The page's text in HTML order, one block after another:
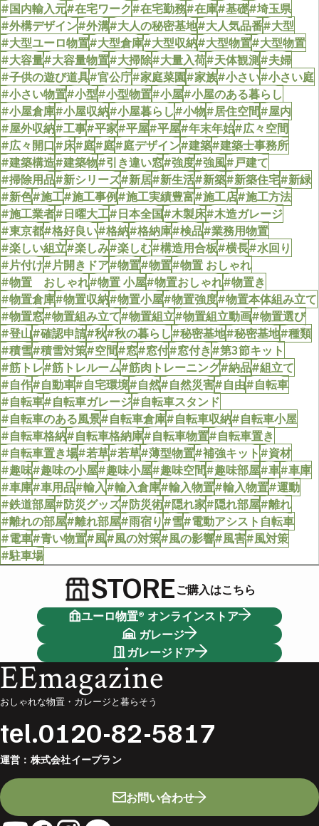
#国内輸入元#在宅ワーク#在宅勤務#在庫#基礎#埼玉県
#外構デザイン#外溝#大人の秘密基地#大人気品番#大型
#大型ユーロ物置#大型倉庫#大型収納#大型物置#大型物置
#大容量#大容量物置#大掃除#大量入荷#天体観測#夫婦
#子供の遊び道具#官公庁#家庭菜園#家族#小さい#小さい庭
#小さい物置#小型#小型物置#小屋#小屋のある暮らし
#小屋倉庫#小屋収納#小屋暮らし#小物#居住空間#屋内
#屋外収納#工事#平家#平屋#平屋#年末年始#広々空間
#広々開口#床#庭#庭#庭デザイン#建築#建築士事務所
#建築構造#建築物#引き違い窓#強度#強風#戸建て
#掃除用品#新シリーズ#新居#新生活#新築#新築住宅#新緑
#新色#施工#施工事例#施工実績豊富#施工店#施工方法
#施工業者#日曜大工#日本全国#木製床#木造ガレージ
#東京都#格好良い#格納#格納庫#検品#業務用物置
#楽しい組立#楽しみ#楽しむ#構造用合板#横長#水回り
#片付け#片開きドア#物置#物置#物置 おしゃれ
#物置 おしゃれ#物置 小屋#物置おしゃれ#物置き
#物置倉庫#物置収納#物置小屋#物置強度#物置本体組み立て
#物置窓#物置組み立て#物置組立#物置組立動画#物置選び
#登山#確認申請#秋#秋の暮らし#秘密基地#秘密基地#種類
#積雪#積雪対策#空間#窓#窓付#窓付き#第3節キット
#筋トレ#筋トレルーム#筋肉トレーニング#納品#組立て
#自作#自動車#自宅環境#自然#自然災害#自由#自転車
#自転車#自転車ガレージ#自転車スタンド
#自転車のある風景#自転車倉庫#自転車収納#自転車小屋
#自転車格納#自転車格納庫#自転車物置#自転車置き
#自転車置き場#若草#若草#薄型物置#補強キット#資材
#趣味#趣味の小屋#趣味小屋#趣味空間#趣味部屋#車#車庫
#車庫#車用品#輸入#輸入倉庫#輸入物置#輸入物置#運動
#鉄道部屋#防災グッズ#防災術#隠れ家#隠れ部屋#離れ
#離れの部屋#離れ部屋#雨宿り#雪#電動アシスト自転車
#電車#青い物置#風#風の対策#風の影響#風害#風対策
#駐車場
STOREご購入はこちら
ユーロ物置® オンラインストア
ガレージ
ガレージドア
EEmagazine
おしゃれな物置・ガレージと暮らそう
tel.0120-82-5817
運営： 株式会社イープラン
お問い合わせ